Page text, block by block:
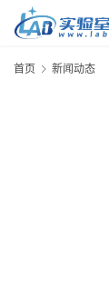
首页 新闻动态